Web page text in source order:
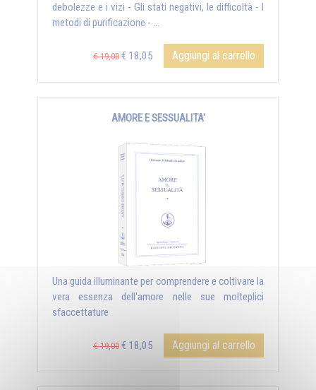
debolezze e i vizi - Gli stati negativi, le difficoltà - I
metodi di purificazione - ...
€ 19,00 € 18,05 Aggiungi al carrello
AMORE E SESSUALITA'
Una guida illuminante per comprendere e coltivare la
vera essenza dell'amore nelle sue molteplici
sfaccettature
€ 19,00 € 18,05 Aggiungi al carrello